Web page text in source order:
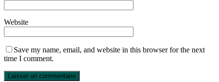
Website
Save my name, email, and website in this browser for the next
time I comment.